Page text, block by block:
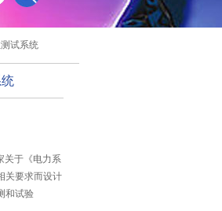
试系统
关于《电力系
关要求而设计
和试验